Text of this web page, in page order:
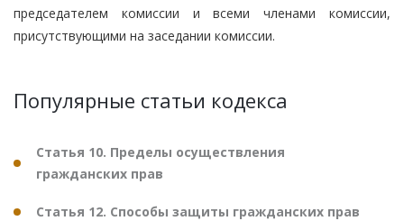
председателем комиссии и всеми членами комиссии,
присутствующими на заседании комиссии.
Популярные статьи кодекса
Статья 10. Пределы осуществления
гражданских прав
Статья 12. Способы защиты гражданских прав